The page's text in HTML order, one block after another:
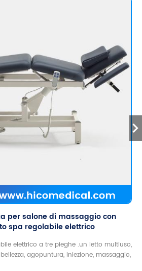
per salone di massaggio con
spa regolabile elettrico
elettrico a tre pieghe .un letto multiuso,
agopuntura, iniezione, massaggio,